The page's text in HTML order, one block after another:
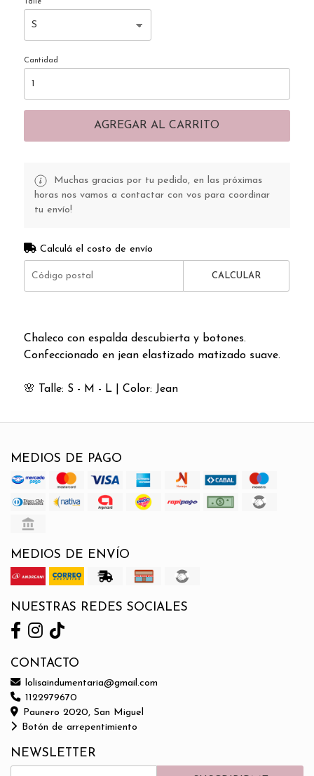
Talle
Cantidad
AGREGAR AL CARRITO
Muchas gracias por tu pedido, en las próximas
horas nos vamos a contactar con vos para coordinar
tu envío!
Calculá el costo de envío
CALCULAR
Chaleco con espalda descubierta y botones.
Confeccionado en jean elastizado matizado suave.
🌸 Talle: S - M - L | Color: Jean
MEDIOS DE PAGO
MEDIOS DE ENVÍO
NUESTRAS REDES SOCIALES
CONTACTO
lolisaindumentaria@gmail.com
1122979670
Paunero 2020, San Miguel
Botón de arrepentimiento
NEWSLETTER